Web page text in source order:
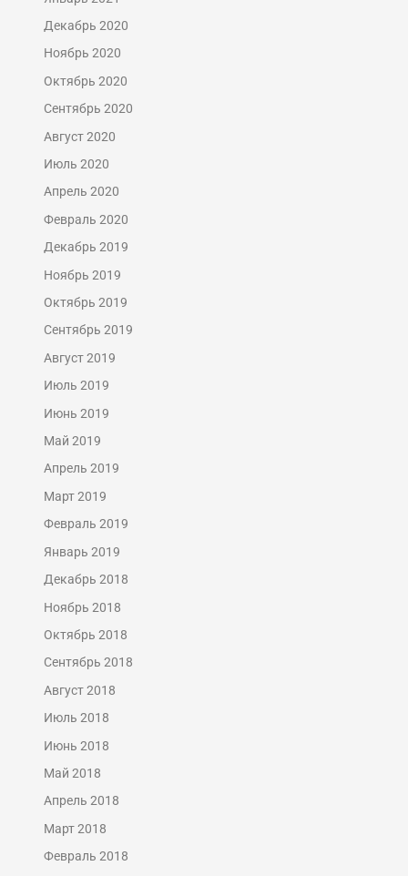
Декабрь 2020
Ноябрь 2020
Октябрь 2020
Сентябрь 2020
Август 2020
Июль 2020
Апрель 2020
Февраль 2020
Декабрь 2019
Ноябрь 2019
Октябрь 2019
Сентябрь 2019
Август 2019
Июль 2019
Июнь 2019
Май 2019
Апрель 2019
Март 2019
Февраль 2019
Январь 2019
Декабрь 2018
Ноябрь 2018
Октябрь 2018
Сентябрь 2018
Август 2018
Июль 2018
Июнь 2018
Май 2018
Апрель 2018
Март 2018
Февраль 2018